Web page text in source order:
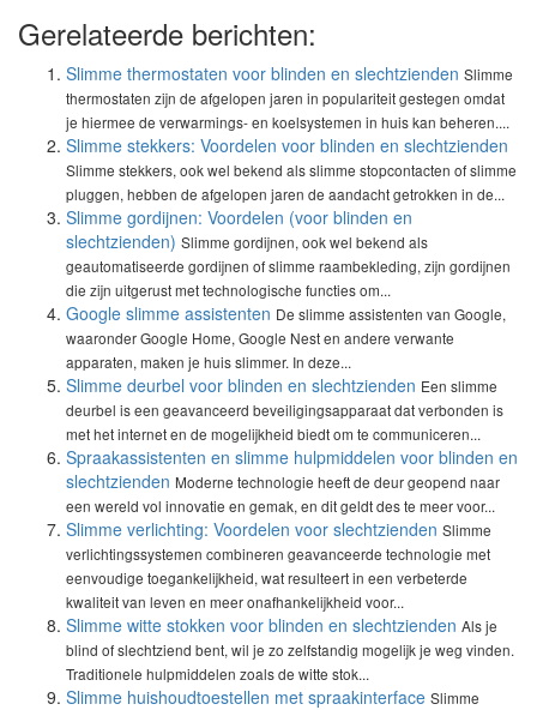
Gerelateerde berichten:
Slimme thermostaten voor blinden en slechtzienden Slimme
thermostaten zijn de afgelopen jaren in populariteit gestegen omdat
je hiermee de verwarmings- en koelsystemen in huis kan beheren....
Slimme stekkers: Voordelen voor blinden en slechtzienden
Slimme stekkers, ook wel bekend als slimme stopcontacten of slimme
pluggen, hebben de afgelopen jaren de aandacht getrokken in de...
Slimme gordijnen: Voordelen (voor blinden en
slechtzienden) Slimme gordijnen, ook wel bekend als
geautomatiseerde gordijnen of slimme raambekleding, zijn gordijnen
die zijn uitgerust met technologische functies om...
Google slimme assistenten De slimme assistenten van Google,
waaronder Google Home, Google Nest en andere verwante
apparaten, maken je huis slimmer. In deze...
Slimme deurbel voor blinden en slechtzienden Een slimme
deurbel is een geavanceerd beveiligingsapparaat dat verbonden is
met het internet en de mogelijkheid biedt om te communiceren...
Spraakassistenten en slimme hulpmiddelen voor blinden en
slechtzienden Moderne technologie heeft de deur geopend naar
een wereld vol innovatie en gemak, en dit geldt des te meer voor...
Slimme verlichting: Voordelen voor slechtzienden Slimme
verlichtingssystemen combineren geavanceerde technologie met
eenvoudige toegankelijkheid, wat resulteert in een verbeterde
kwaliteit van leven en meer onafhankelijkheid voor...
Slimme witte stokken voor blinden en slechtzienden Als je
blind of slechtziend bent, wil je zo zelfstandig mogelijk je weg vinden.
Traditionele hulpmiddelen zoals de witte stok...
Slimme huishoudtoestellen met spraakinterface Slimme